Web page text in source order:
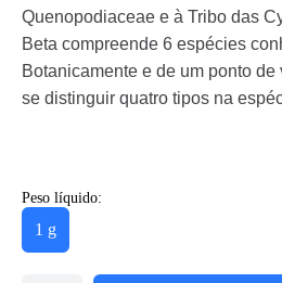
Quenopodiaceae e à Tribo das
Beta compreende 6 espécies
Botanicamente e de um ponto
se distinguir quatro tipos na
Peso líquido:
1 g